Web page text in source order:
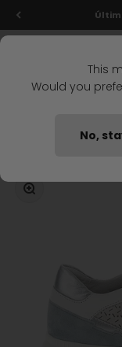
Ir al contenido
Home ZAPATOS
Zoom
This
Would you
No,